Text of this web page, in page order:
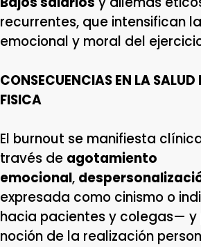
recurrentes, que intensifican
emocional y moral del
CONSECUENCIAS EN LA SALUD
FISICA
El burnout se manifiesta
través de agotamiento
emocional,
expresada como cinismo o
hacia pacientes y colegas— y
noción de la realización